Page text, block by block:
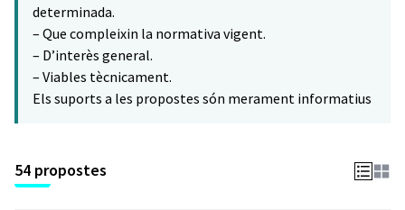
determinada.
– Que compleixin la normativa vigent.
– D’interès general.
– Viables tècnicament.
Els suports a les propostes són merament informatius
54 propostes